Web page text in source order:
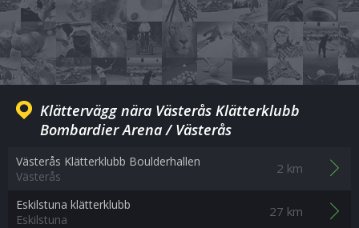
Klättervägg nära Västerås Klätterklubb
Bombardier Arena / Västerås
Västerås Klätterklubb Boulderhallen
Västerås
2 km
Eskilstuna klätterklubb
Eskilstuna
27 km